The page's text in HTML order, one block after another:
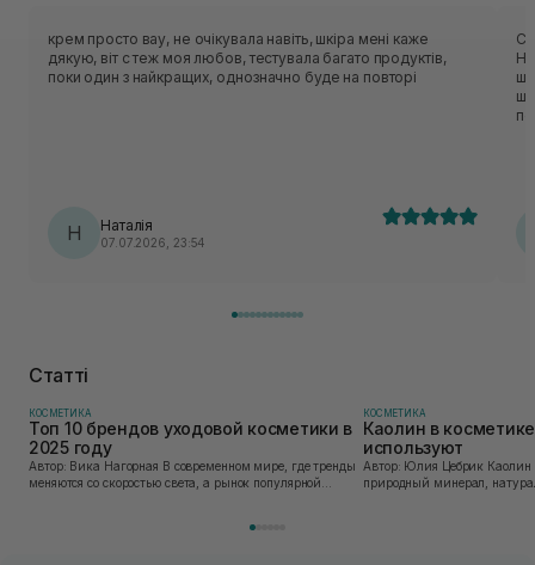
крем просто вау, не очікувала навіть, шкіра мені каже
дякую, віт с теж моя любов, тестувала багато продуктів,
поки один з найкращих, однозначно буде на повторі
Н Наталія
07.07.2026, 23:54
Статті
КОСМЕТИКА
Топ 10 брендов уходовой косметики в
2025 году
Автор: Вика Нагорная В современном мире, где тренды
меняются со скоростью света, а рынок популярной
КОСМЕТИКА
Каолин в
используют
Автор: Юлия Цебрик Каолин в косметологии – это
природный минерал,